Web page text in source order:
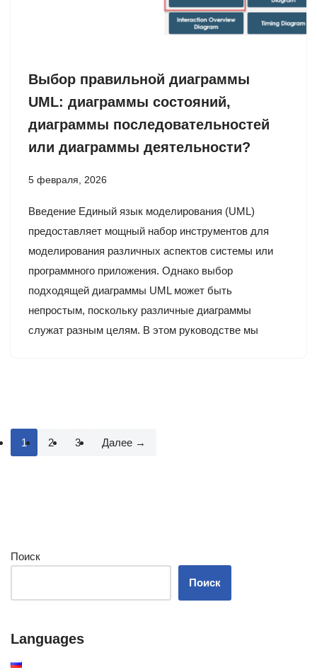
Выбор правильной диаграммы
UML: диаграммы состояний,
диаграммы последовательностей
или диаграммы деятельности?
5 февраля, 2026
Введение Единый язык моделирования (UML)
предоставляет мощный набор инструментов для
моделирования различных аспектов системы или
программного приложения. Однако выбор
подходящей диаграммы UML может быть
непростым, поскольку различные диаграммы
служат разным целям. В этом руководстве мы
1 2 3 Далее →
Поиск
Поиск
Languages